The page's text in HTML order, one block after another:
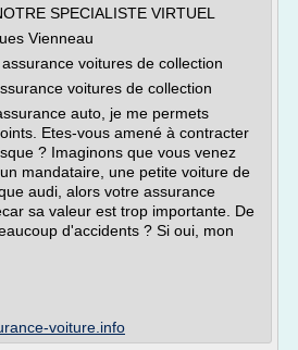
SPECIALISTE VIRTUEL
Vienneau
voitures de collection
voitures de collection
auto, je me permets
Etes-vous amené à contracter
? Imaginons que vous venez
mandataire, une petite voiture de
audi, alors votre assurance
sa valeur est trop importante. De
d'accidents ? Si oui, mon
voiture.info